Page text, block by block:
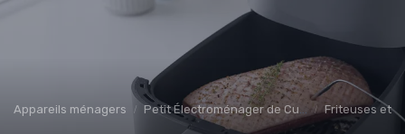
Appareils ménagers Petit Électroménager de Cuisine Friteuses et